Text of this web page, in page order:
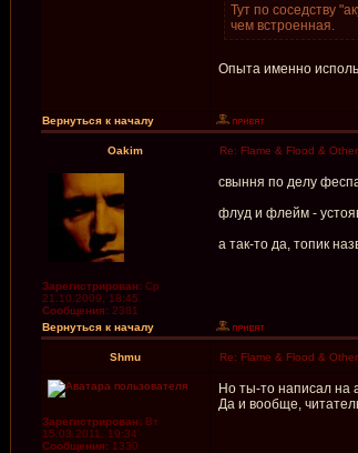
Тут по соседству
чем встроенная.
Опыта именно
Вернуться к началу
Oakim Re: Flame & Flood &
Зарегистрирован: Ср
21.10.2009, 18:45
Сообщения: 2381
свыння по делу
флуд и флейм -
а так-то да, топик
Вернуться к началу
Shmu Re: Flame & Flood &
Зарегистрирован: Вт
15.03.2011, 19:34
Сообщения: 1330
Но ты-то написал на
Да и вообще,